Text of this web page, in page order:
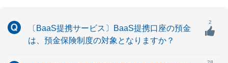
〔BaaS提携サービス〕BaaS提携口座の預金
は、預金保険制度の対象となりますか？
2